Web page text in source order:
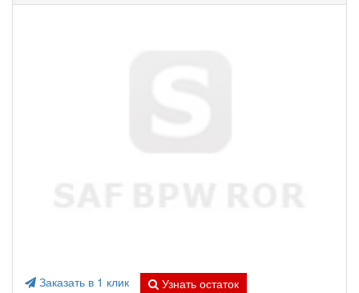
Заказать в 1 клик Узнать остаток